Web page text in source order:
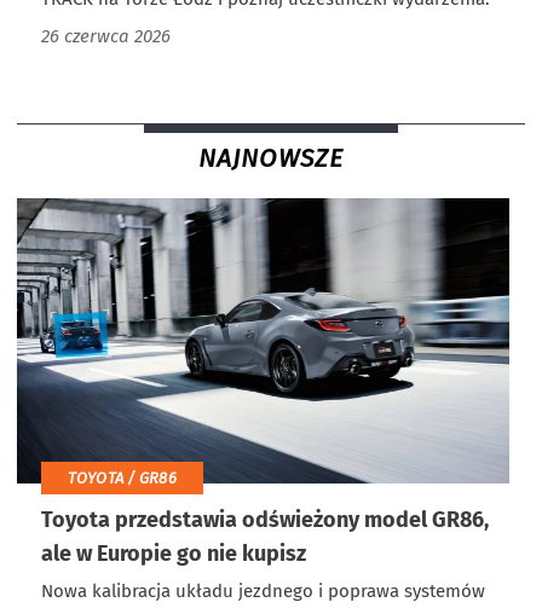
26 czerwca 2026
NAJNOWSZE
TOYOTA / GR86
Toyota przedstawia odświeżony model GR86,
ale w Europie go nie kupisz
Nowa kalibracja układu jezdnego i poprawa systemów